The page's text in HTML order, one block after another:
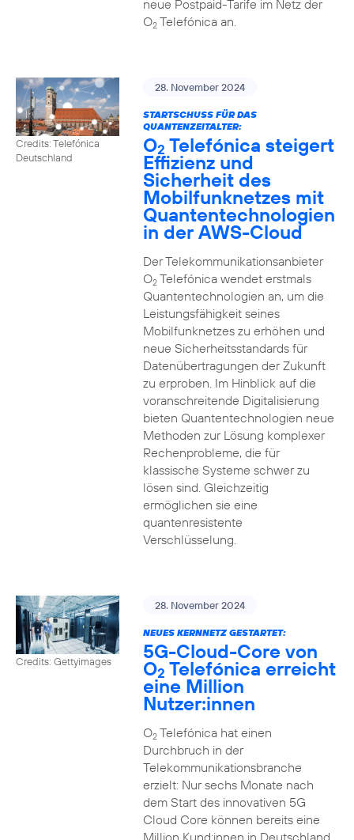
neue Postpaid-Tarife im Netz der
O2Telefónica an.
Credits: Telefónica
Deutschland
28. November 2024
STARTSCHUSS FÜR DAS
QUANTENZEITALTER:
O2 Telefónica steigert
Effizienz und
Sicherheit des
Mobilfunknetzes mit
Quantentechnologien
in der AWS-Cloud
Der Telekommunikationsanbieter
O2Telefónica wendet erstmals
Quantentechnologien an, um die
Leistungsfähigkeit seines
Mobilfunknetzes zu erhöhen und
neue Sicherheitsstandards für
Datenübertragungen der Zukunft
zu erproben. Im Hinblick auf die
voranschreitende Digitalisierung
bieten Quantentechnologien neue
Methoden zur Lösung komplexer
Rechenprobleme, die für
klassische Systeme schwer zu
lösen sind. Gleichzeitig
ermöglichen sie eine
quantenresistente
Verschlüsselung.
Credits: Gettyimages
28. November 2024
NEUES KERNNETZ GESTARTET:
5G-Cloud-Core von
O2 Telefónica erreicht
eine Million
Nutzer:innen
O2Telefónica hat einen
Durchbruch in der
Telekommunikationsbranche
erzielt: Nur sechs Monate nach
dem Start des innovativen 5G
Cloud Core können bereits eine
Million Kund:innen in Deutschland